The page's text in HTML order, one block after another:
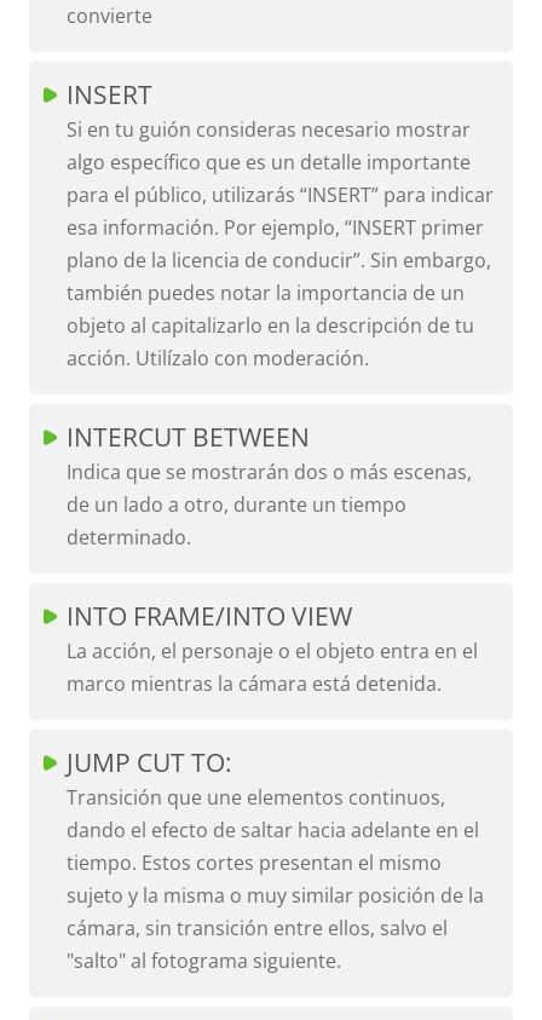
convierte
INSERT
Si en tu guión consideras necesario mostrar
algo específico que es un detalle importante
para el público, utilizarás “INSERT” para indicar
esa información. Por ejemplo, “INSERT primer
plano de la licencia de conducir”. Sin embargo,
también puedes notar la importancia de un
objeto al capitalizarlo en la descripción de tu
acción. Utilízalo con moderación.
INTERCUT BETWEEN
Indica que se mostrarán dos o más escenas,
de un lado a otro, durante un tiempo
determinado.
INTO FRAME/INTO VIEW
La acción, el personaje o el objeto entra en el
marco mientras la cámara está detenida.
JUMP CUT TO:
Transición que une elementos continuos,
dando el efecto de saltar hacia adelante en el
tiempo. Estos cortes presentan el mismo
sujeto y la misma o muy similar posición de la
cámara, sin transición entre ellos, salvo el
"salto" al fotograma siguiente.